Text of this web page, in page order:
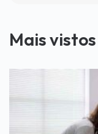
Mais vistos